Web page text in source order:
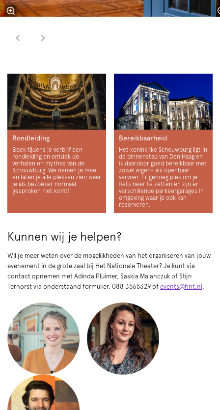
Rondleiding
Boek tijdens je verblijf een
rondleiding en ontdek de
verhalen en mythes van de
Schouwburg. We nemen je mee
en laten je alle plekken zien waar
je als bezoeker normaal
gesproken niet komt!
Bereikbaarheid
Het koninklijke Schouwburg ligt in
de binnenstad van Den Haag en
is daardoor goed bereikbaar met
zowel eigen- als openbaar
vervoer. Er genoeg plek om je
fiets neer te zetten en zijn er
verschillende parkeergarages in
omgeving waar je ook kan
reserveren.
Kunnen wij je helpen?
Wil je meer weten over de mogelijkheden van het organiseren van jouw
evenement in de grote zaal bij Het Nationale Theater? Je kunt via
contact opnemen met Adinda Pluimer, Saskia Malanczuk of Stijn
Terhorst via onderstaand formulier, 088 3565329 of events@hnt.nl .